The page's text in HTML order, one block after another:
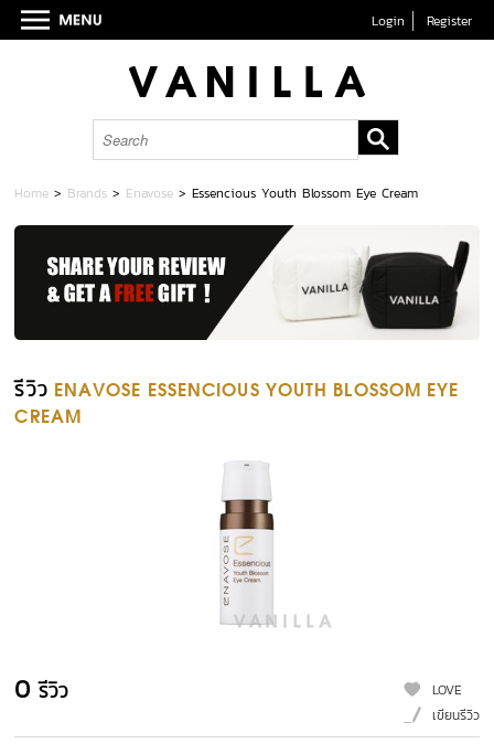
Login Register
Home > Brands > Enavose >Essencious Youth Blossom Eye Cream
รีวิว ENAVOSE ESSENCIOUS YOUTH BLOSSOM EYE
CREAM
0 รีวิว
LOVE
เขียนรีวิว